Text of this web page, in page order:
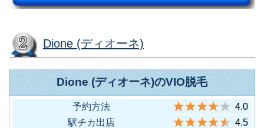
Dione (ディオーネ)
Dione (ディオーネ)のVIO脱毛
予約方法
4.0
駅チカ出店
4.5